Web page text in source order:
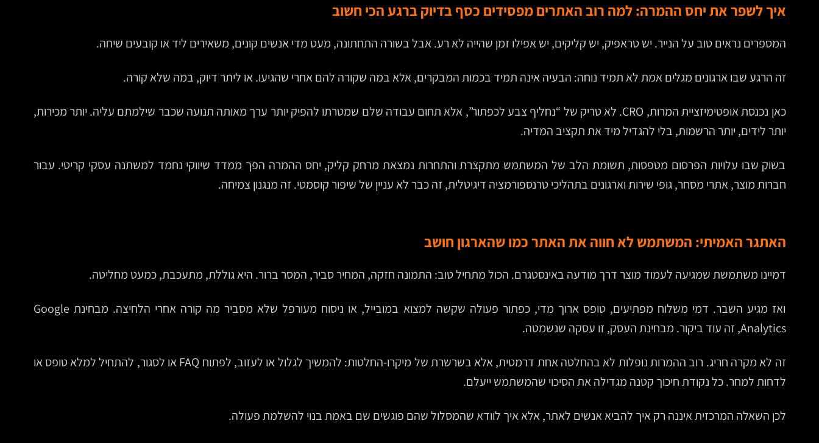
איך לשפר את יחס ההמרה: למה רוב האתרים מפסידים כסף בדיוק ברגע הכי חשוב
המספרים נראים טוב על הנייר. יש טראפיק, יש קליקים, יש אפילו זמן שהייה לא רע. אבל בשורה התחתונה, מעט מדי אנשים קונים, משאירים ליד או קובעים שיחה.
זה הרגע שבו ארגונים מגלים אמת לא תמיד נוחה: הבעיה אינה תמיד בכמות המבקרים, אלא במה שקורה להם אחרי שהגיעו. או ליתר דיוק, במה שלא קורה.
כאן נכנסת אופטימיזציית המרות, CRO. לא טריק של “נחליף צבע לכפתור”, אלא תחום עבודה שלם שמטרתו להפיק יותר ערך מאותה תנועה שכבר שילמתם עליה. יותר מכירות,
יותר לידים, יותר הרשמות, בלי להגדיל מיד את תקציב המדיה.
בשוק שבו עלויות הפרסום מטפסות, תשומת הלב של המשתמש מתקצרת והתחרות נמצאת מרחק קליק, יחס ההמרה הפך ממדד שיווקי נחמד למשתנה עסקי קריטי. עבור
חברות מוצר, אתרי מסחר, גופי שירות וארגונים בתהליכי טרנספורמציה דיגיטלית, זה כבר לא עניין של שיפור קוסמטי. זה מנגנון צמיחה.
האתגר האמיתי: המשתמש לא חווה את האתר כמו שהארגון חושב
דמיינו משתמשת שמגיעה לעמוד מוצר דרך מודעה באינסטגרם. הכול מתחיל טוב: התמונה חזקה, המחיר סביר, המסר ברור. היא גוללת, מתעכבת, כמעט מחליטה.
ואז מגיע השבר. דמי משלוח מפתיעים, טופס ארוך מדי, כפתור פעולה שקשה למצוא במובייל, או ניסוח מעורפל שלא מסביר מה קורה אחרי הלחיצה. מבחינת Google
Analytics, זה עוד ביקור. מבחינת העסק, זו עסקה שנשמטה.
זה לא מקרה חריג. רוב ההמרות נופלות לא בהחלטה אחת דרמטית, אלא בשרשרת של מיקרו-החלטות: להמשיך לגלול או לעזוב, לפתוח FAQ או לסגור, להתחיל למלא טופס או
לדחות למחר. כל נקודת חיכוך קטנה מגדילה את הסיכוי שהמשתמש ייעלם.
לכן השאלה המרכזית איננה רק איך להביא אנשים לאתר, אלא איך לוודא שהמסלול שהם פוגשים שם באמת בנוי להשלמת פעולה.